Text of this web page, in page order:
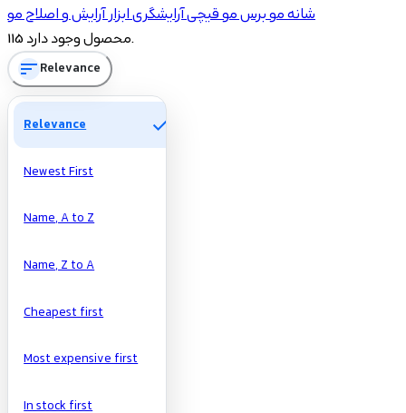
ابزار آرایش و اصلاح مو
برس مو 51
شانه مو
60
قیچی آرایشگری 7
Price
شانه موبرس موقیچی آرایشگریابزار آرایش و اصلاح مو
115 محصول وجود دارد.
sortRelevance
Relevance check
Newest First
Name, A to Z
Name, Z to A
Cheapest first
Most expensive first
In stock first